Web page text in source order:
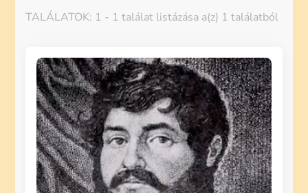
TALÁLATOK: 1 - 1 találat listázása a(z) 1 találatból